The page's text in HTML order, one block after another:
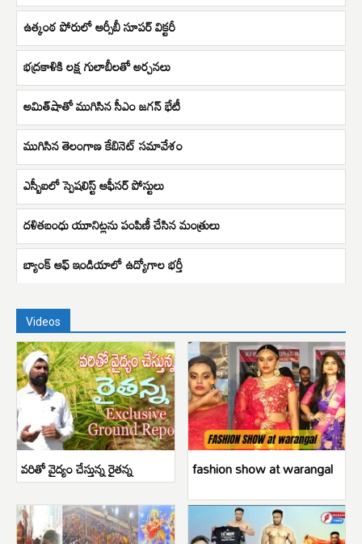
ఉత్కంఠ పోరులో ఆర్సీబీ సూపర్ విక్టరీ
భద్రకాళికి లక్ష గులాబీలతో అర్చనలు
అమిత్​షాతో ముగిసిన సీఎం జగన్​ భేటీ
ముగిసిన తెలంగాణ కేబినెట్ సమావేశం
ఎస్బీఐలో స్పెషలిస్ట్ ఆఫీసర్ పోస్టులు
దళితబంధు యూనిట్లను పంపిణీ చేసిన మంత్రులు
బ్యాంక్ ఆఫ్ ఇండియాలో ఉద్యోగాల భర్తీ
Videos
వరితో వైద్యం చేస్తున్న రైతన్న fashion show at warangal